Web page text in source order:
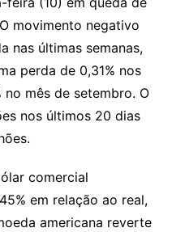
dI
n
e
Cl
a
s
sr
m
l
e
movimento negativo
nas últimas semanas,
perda de 0,31% nos
no mês de setembro. O
nos últimos 20 dias
comercial
em relação ao real,
americana reverte